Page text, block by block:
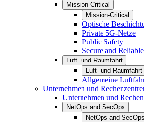
Mission-Critical
Mission-Critical
Optische
Private 5G-Netze
Public Safety
Secure and
Luft- und Raumfahrt
Luft- und Raumfahrt
Allgemeine
Unternehmen und
Unternehmen und
NetOps and SecOps
NetOps and SecOps